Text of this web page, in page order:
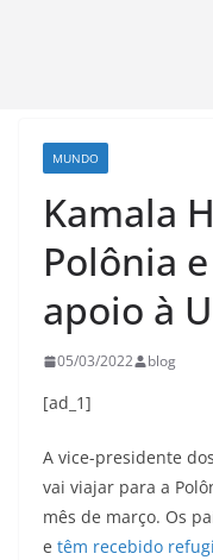
MUNDO
Kamala
Polônia
apoio à
05/03/2022 blog
[ad_1]
A vice-presidente
vai viajar para a
mês de março. Os
e têm recebido